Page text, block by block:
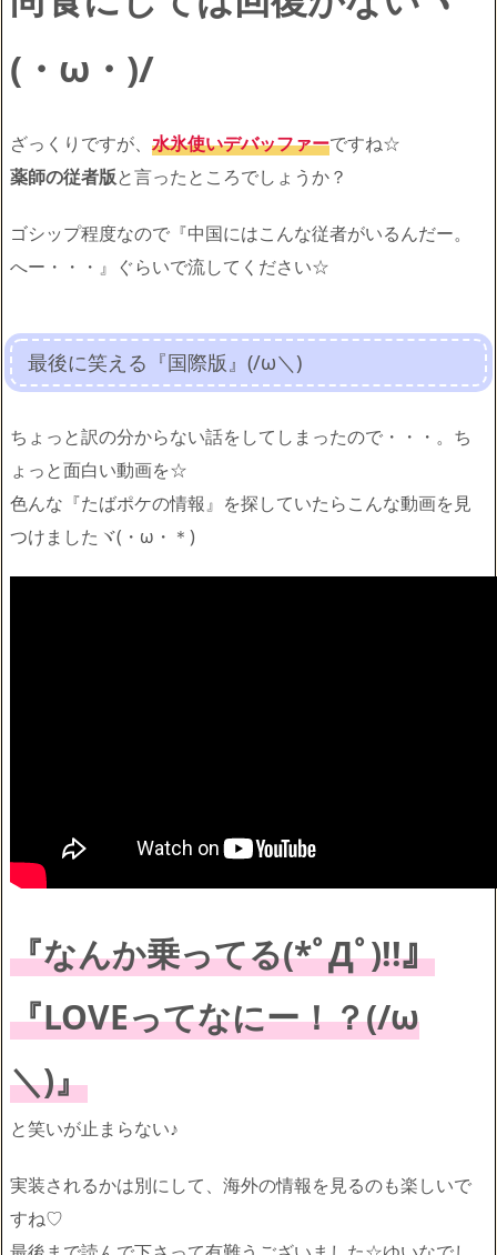
(・ω・)/
ざっくりですが、 水氷使いデバッファーですね☆
薬師の従者版と言ったところでしょうか？
ゴシップ程度なので『中国にはこんな従者がいるんだー。
へー・・・』ぐらいで流してください☆
最後に笑える『国際版』(/ω＼)
ちょっと訳の分からない話をしてしまったので・・・。ち
ょっと面白い動画を☆
色んな『たばポケの情報』を探していたらこんな動画を見
つけましたヾ(・ω・＊)
『なんか乗ってる(*ﾟДﾟ)!!』
『LOVEってなにー！？(/ω
＼)』
と笑いが止まらない♪
実装されるかは別にして、海外の情報を見るのも楽しいで
すね♡